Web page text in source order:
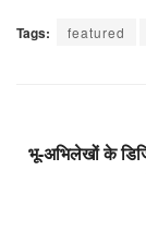
Tags: featured
भू-अभिलेखों के